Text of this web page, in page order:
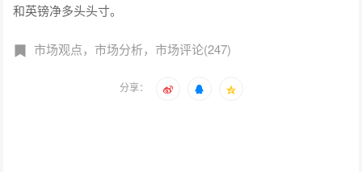
和英镑净多头头寸。
市场观点，市场分析，市场评论(247)
分享：